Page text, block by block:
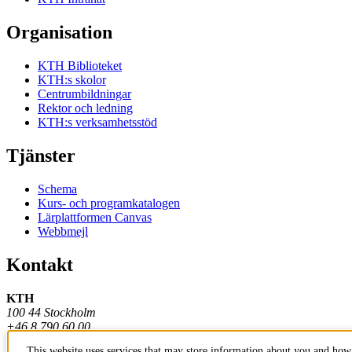
Organisation
KTH Biblioteket
KTH:s skolor
Centrumbildningar
Rektor och ledning
KTH:s verksamhetsstöd
Tjänster
Schema
Kurs- och programkatalogen
Lärplattformen Canvas
Webbmejl
Kontakt
KTH
100 44 Stockholm
+46 8 790 60 00